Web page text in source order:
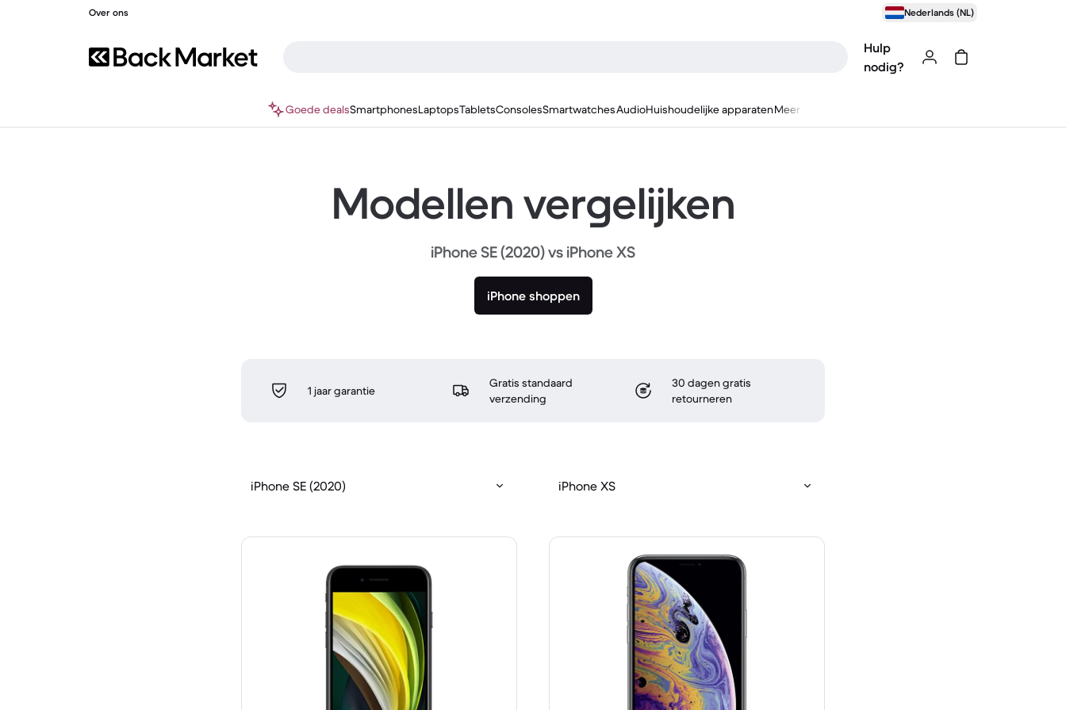
Over ons Nederlands (NL)
Hulp
nodig?
Goede dealsSmartphonesLaptopsTabletsConsolesSmartwatchesAudioHuishoudelijke apparatenMeer
Modellen vergelijken
iPhone SE (2020) vs iPhone XS
iPhone shoppen
1 jaar garantie
Gratis standaard
verzending
30 dagen gratis
retourneren
iPhone SE (2020) iPhone XS